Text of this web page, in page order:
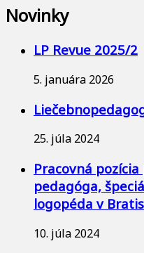
Novinky
LP Revue 2025/2
5. januára 2026
25. júla 2024
Pracovná
pedagóga,
logopéda v
10. júla 2024